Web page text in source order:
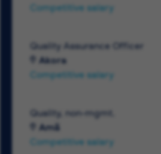
Competitive salary
Quality Assurance Officer
Akora
Competitive salary
Quality, non-mgmt.
Amã
Competitive salary